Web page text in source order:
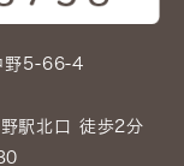
野5-66-4
駅北口 徒歩2分